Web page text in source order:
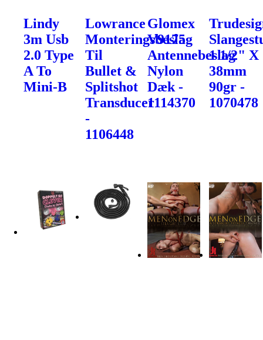
Lindy
3m Usb
2.0 Type
A To
Mini-B
Lowrance
Monteringsbeslag
Til
Bullet &
Splitshot
Transducer
-
1106448
Glomex
V9175
Antennebeslag
Nylon
Dæk -
1114370
1 1/2" X
38mm
90gr -
1070478